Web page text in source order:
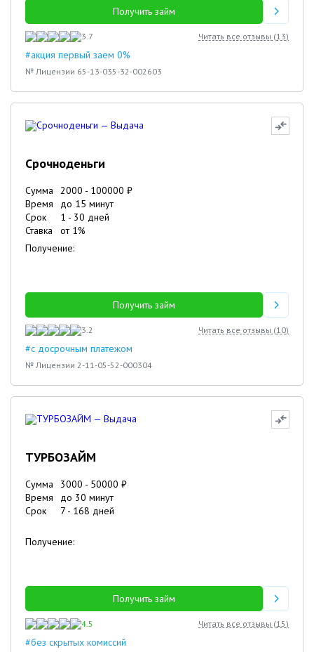
Получить займ
3.7 Читать все отзывы (13)
#акция первый заем 0%
№ Лицензии 65-13-035-32-002603
Срочноденьги
Сумма 2000 - 100000 ₽
Время
до 15 минут
Срок
1 - 30 дней
Ставка
от 1%
Получение:
Получить займ
3.2 Читать все отзывы (10)
#с досрочным платежом
№ Лицензии 2-11-05-52-000304
ТУРБОЗАЙМ
Сумма 3000 - 50000 ₽
Время
до 30 минут
Срок
7 - 168 дней
Получение:
Получить займ
4.5 Читать все отзывы (15)
#без скрытых комиссий